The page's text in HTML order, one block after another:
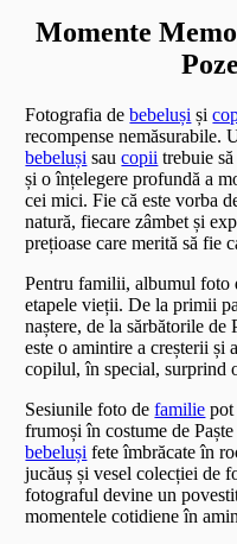
Momente
Fotografia debebeluși și
recompense nemăsurabile.
bebeluși saucopii trebuie
și o înțelegere profundă a
cei mici. Fie că este vorba
natură, fiecare zâmbet și
prețioase care merită să fie
Pentru familii, albumul foto
etapele vieții. De la primii
naștere, de la sărbătorile de
este o amintire a creșterii și
copilul, în special, surprind
Sesiunile foto defamilie pot
frumoși în costume de
bebeluși fete îmbrăcate în
jucăuș și vesel colecției de
fotograful devine un
momentele cotidiene în